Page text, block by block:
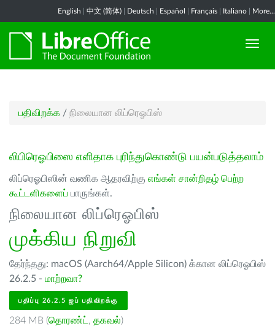
English 中文 (简体) Deutsch Español Français Italiano More...
பதிவிறக்க / நிலையான லிப்ரெஓபிஸ்
லிபிரெஓபிஸை எளிதாக புரிந்துகொண்டு பயன்படுத்தலாம்
லிப்ரெஓபிஸின் வணிக ஆதரவிற்கு எங்கள் சான்றிதழ் பெற்ற
கூட்டளிகளைப் பாருங்கள்.
நிலையான லிப்ரெஓபிஸ்
முக்கிய நிறுவி
தேர்ந்தது: macOS (Aarch64/Apple Silicon) க்கான லிப்ரெஓபிஸ்
26.2.5 - மாற்றவா?
பதிப்பு 26.2.5 ஐப் பதிவிறக்கு
284 MB (தொரண்ட் , தகவல்)